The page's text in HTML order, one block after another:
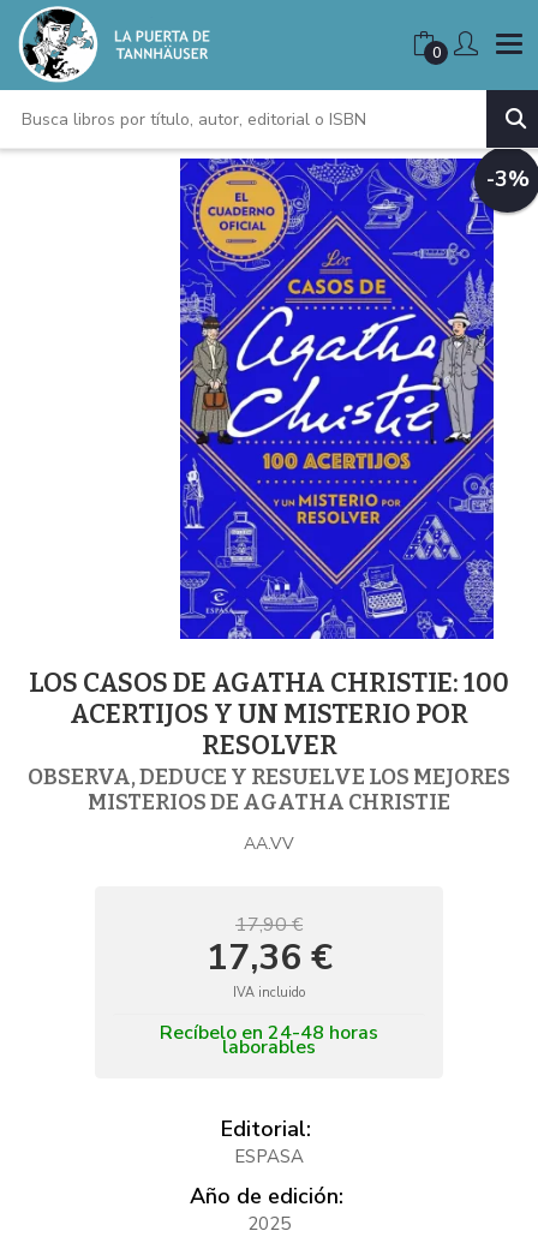
0
-3%
LOS CASOS DE AGATHA CHRISTIE: 100
ACERTIJOS Y UN MISTERIO POR
RESOLVER
OBSERVA, DEDUCE Y RESUELVE LOS MEJORES
MISTERIOS DE AGATHA CHRISTIE
AA.VV
17,90 €
17,36 €
IVA incluido
Recíbelo en 24-48 horas
laborables
Editorial:
ESPASA
Año de edición:
2025